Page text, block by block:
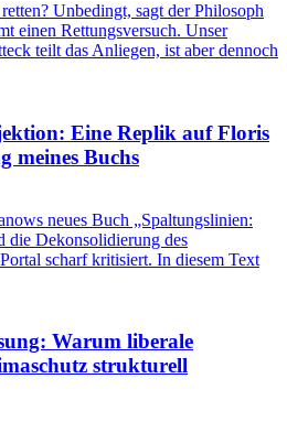
Unbedingt, sagt der Philosoph
einen Rettungsversuch. Unser
teilt das Anliegen, ist aber dennoch
Eine Replik auf Floris
meines Buchs
neues Buch „Spaltungslinien:
die Dekonsolidierung des
scharf kritisiert. In diesem Text
Warum liberale
strukturell